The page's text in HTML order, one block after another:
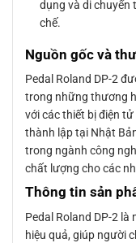
dụng và di chuyển
chế.
Nguồn gốc và
Pedal Roland DP-2
trong những thương
với các thiết bị điện
thành lập tại Nhật
trong ngành công
chất lượng cho các
Thông tin sản
Pedal Roland DP-2
hiệu quả, giúp người